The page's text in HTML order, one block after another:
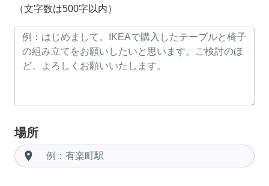
（文字数は500字以内）
場所
room